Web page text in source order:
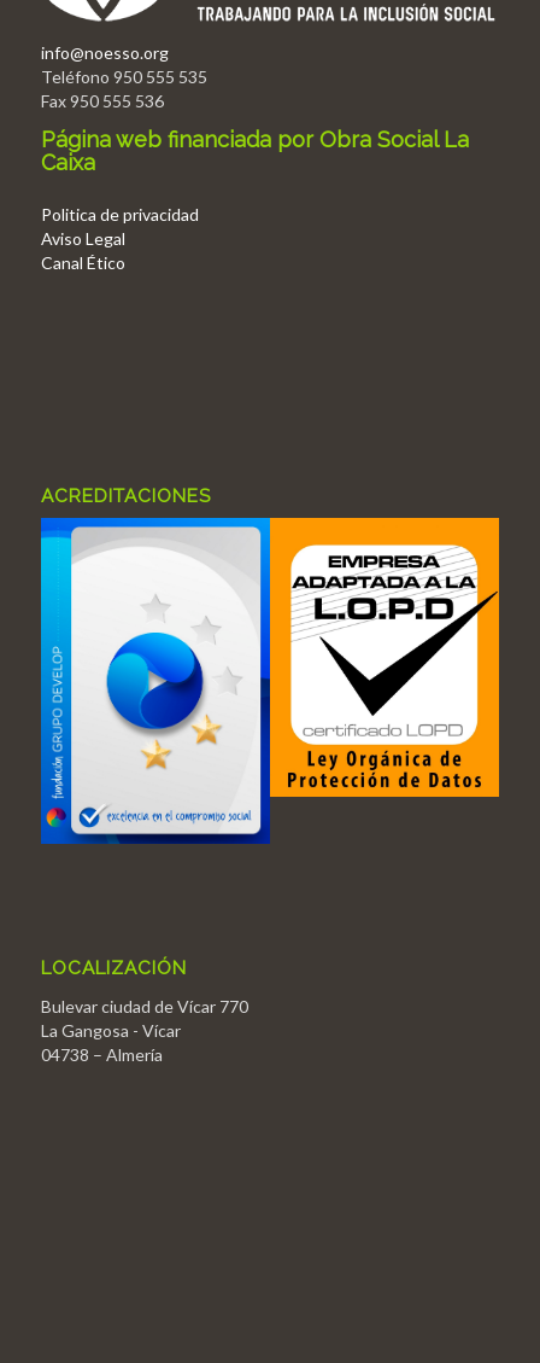
info@noesso.org
Teléfono 950 555 535
Fax 950 555 536
Página web financiada por Obra Social La
Caixa
Politica de privacidad
Aviso Legal
Canal Ético
ACREDITACIONES
LOCALIZACIÓN
Bulevar ciudad de Vícar 770
La Gangosa - Vícar
04738 – Almería